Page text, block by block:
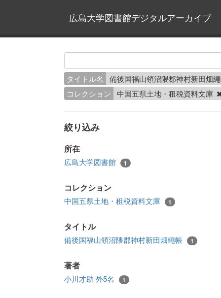
広島大学図書館デジタルアーカイブ
タイトル名
備後国福山領沼隈郡神村新田畑
コレクション
中国五県土地・租税資料文庫
絞り込み
所在
広島大学図書館 1
コレクション
中国五県土地・租税資料文庫 1
タイトル
備後国福山領沼隈郡神村新田畑繩帳 1
著者
小川才助 外5名 1